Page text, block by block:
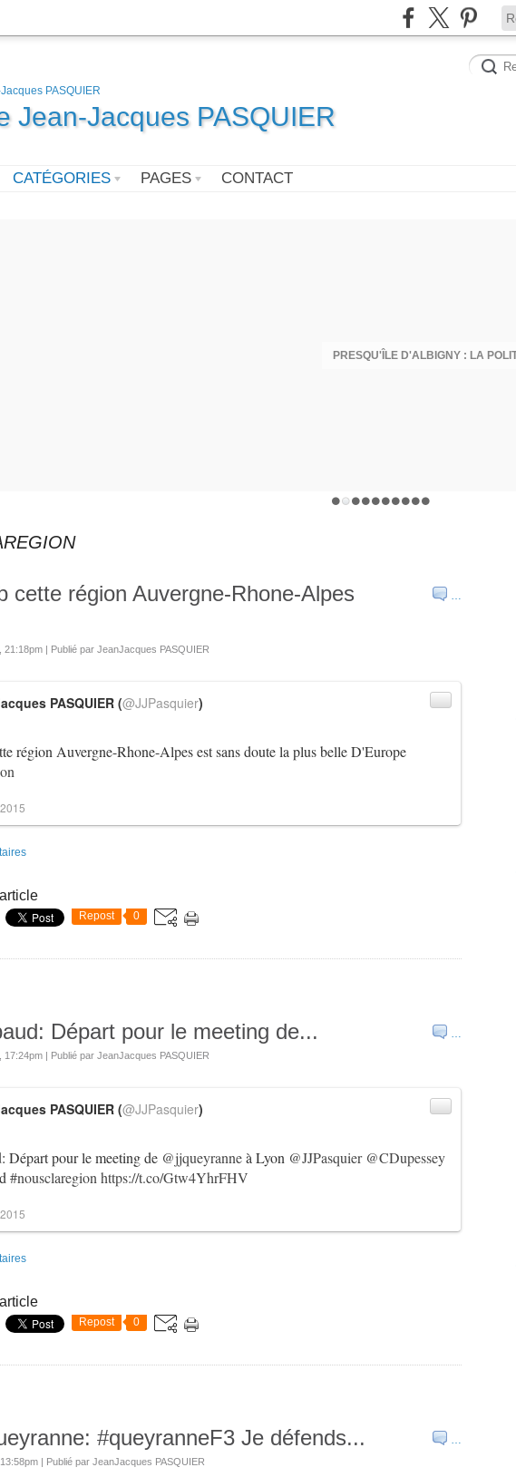
Jean-Jacques PASQUIER
CATÉGORIES PAGES CONTACT
…
cette région Auvergne-Rhone-Alpes
21:18pm | Publié par JeanJacques PASQUIER
région Auvergne-Rhone-Alpes est sans doute la plus belle D'Europe
PASQUIER (@JJPasquier)
Repost 0
…
Départ pour le meeting de...
17:24pm | Publié par JeanJacques PASQUIER
: Départ pour le meeting de @jjqueyranneà Lyon @JJPasquier @CDupessey
#nousclaregion https://t.co/Gtw4YhrFHV
PASQUIER (@JJPasquier)
Repost 0
…
#queyranneF3 Je défends...
| Publié par JeanJacques PASQUIER